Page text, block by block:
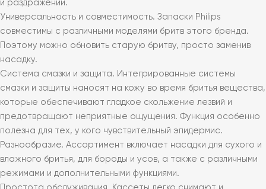
и раздражений.
Универсальность и совместимость. Запаски Philips
совместимы с различными моделями бритв этого бренда.
Поэтому можно обновить старую бритву, просто заменив
насадку.
Система смазки и защита. Интегрированные системы
смазки и защиты наносят на кожу во время бритья вещества,
которые обеспечивают гладкое скольжение лезвий и
предотвращают неприятные ощущения. Функция особенно
полезна для тех, у кого чувствительный эпидермис.
Разнообразие. Ассортимент включает насадки для сухого и
влажного бритья, для бороды и усов, а также с различными
режимами и дополнительными функциями.